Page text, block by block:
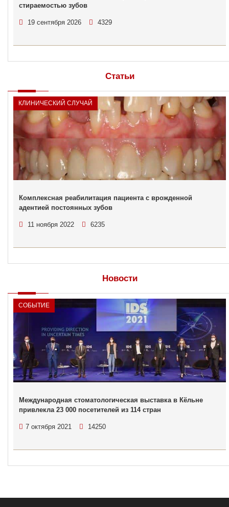
стираемостью зубов
19 сентября 2026 4329
Статьи
КЛИНИЧЕСКИЙ СЛУЧАЙ
Комплексная реабилитация пациента с врожденной
адентией постоянных зубов
11 ноября 2022 6235
Новости
СОБЫТИЕ
Международная стоматологическая выставка в Кёльне
привлекла 23 000 посетителей из 114 стран
7 октября 2021 14250